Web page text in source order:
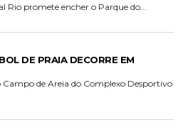
Rio promete encher o Parque do...
DE PRAIA DECORRE EM
Campo de Areia do Complexo Desportivo